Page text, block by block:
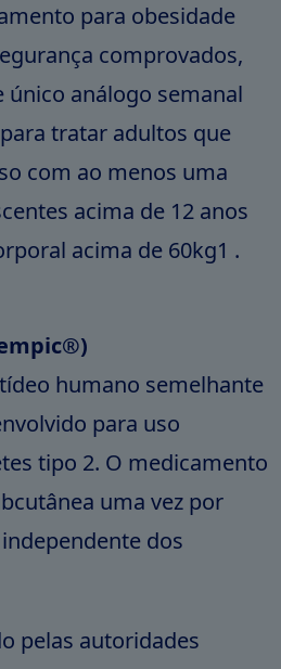
para obesidade
comprovados,
único análogo semanal
tratar adultos que
com ao menos uma
acima de 12 anos
acima de 60kg1 .
humano semelhante
para uso
tipo 2. O medicamento
uma vez por
dos
pelas autoridades